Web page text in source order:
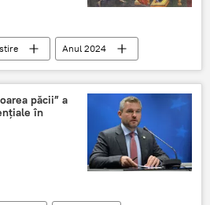
Anul 2024
păcii” a
în